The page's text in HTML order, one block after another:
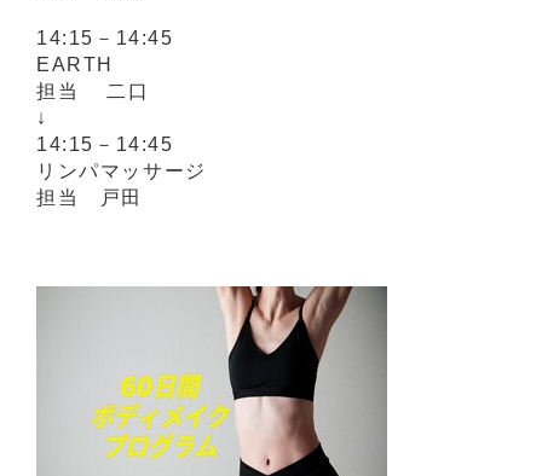
14:15－14:45
EARTH
担当 二口
↓
14:15－14:45
リンパマッサージ
担当 戸田